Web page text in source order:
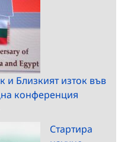
и Близкият изток във
конференция
Стартира